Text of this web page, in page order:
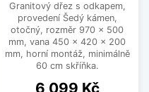
Granitový dřez s odkapem,
provedení Šedý kámen,
otočný, rozměr 970 x 500
mm, vana 450 x 420 x 200
mm, horní montáž, minimálně
60 cm skříňka.
Cena
6 099 Kč